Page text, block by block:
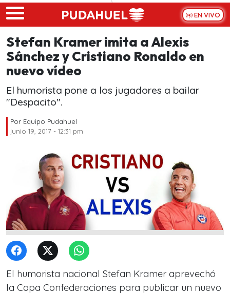
Skip to main content
EN VIVO
Stefan Kramer imita a Alexis
Sánchez y Cristiano Ronaldo en
nuevo vídeo
El humorista pone a los jugadores a bailar
"Despacito".
Por Equipo Pudahuel
junio 19, 2017 - 12:31 pm
El humorista nacional Stefan Kramer aprevechó
la Copa Confederaciones para publicar un nuevo